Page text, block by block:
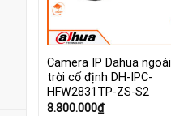
Camera IP Dahua ngoài
trời cố định DH-IPC-
HFW2831TP-ZS-S2
8.800.000₫